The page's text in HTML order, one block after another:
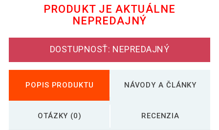
PRODUKT JE AKTUÁLNE
NEPREDAJNÝ
DOSTUPNOSŤ: NEPREDAJNÝ
POPIS PRODUKTU NÁVODY A ČLÁNKY
OTÁZKY (0) RECENZIA